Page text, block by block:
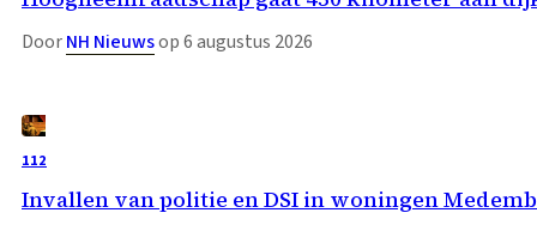
DoorNH Nieuwsop 6 augustus 2026
112
Invallen van politie en DSI in woningen